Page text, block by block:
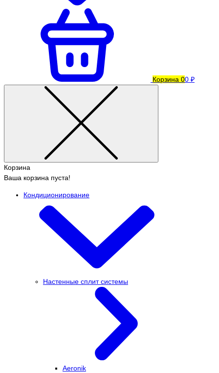
Корзина 00 ₽
Корзина
Ваша корзина пуста!
Кондиционирование
Настенные сплит системы
Aeronik